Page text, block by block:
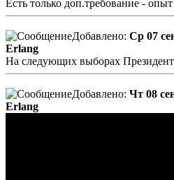
Есть только доп.требование -
Добавлено: Ср 07
Erlang
На следующих выборах
Добавлено: Чт 08
Erlang